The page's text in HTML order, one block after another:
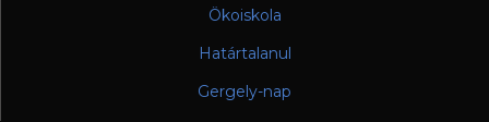
Ökoiskola
Határtalanul
Gergely-nap